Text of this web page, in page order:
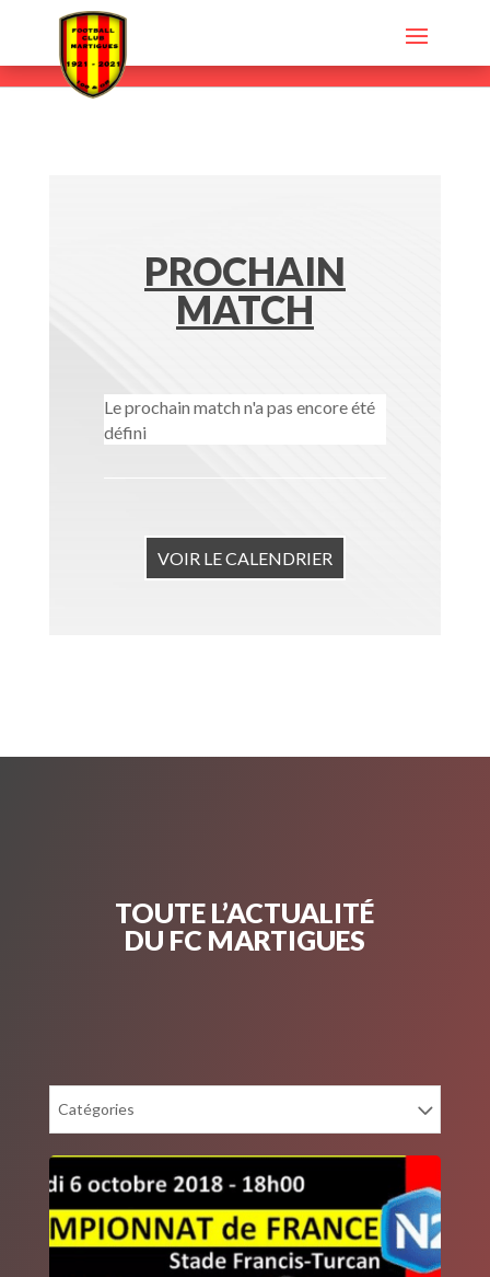
PROCHAIN
MATCH
Le prochain match n'a pas encore été
défini
VOIR LE CALENDRIER
TOUTE L’ACTUALITÉ
DU FC MARTIGUES
Catégories